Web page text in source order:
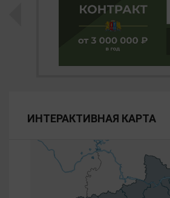
ИНТЕРАКТИВНАЯ КАРТА